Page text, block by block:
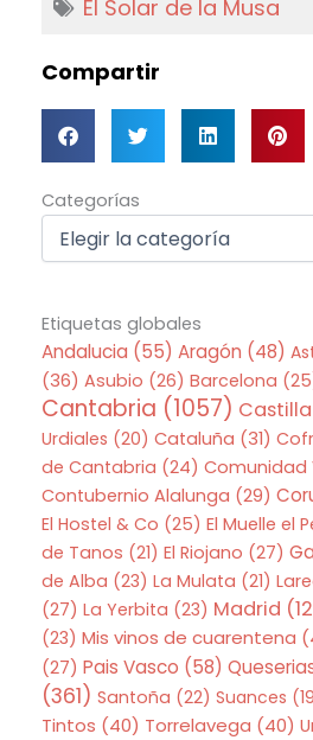
El Solar de la Musa
Compartir
Categorías
Categorías
Etiquetas globales
Andalucia (55) Aragón (48)
(36) Asubio (26) Barcelona
Cantabria (1057)
Urdiales (20) Cataluña (31)
de Cantabria (24) Comunidad
Contubernio Alalunga (29)
El Hostel & Co (25) El Muelle el
de Tanos (21) El Riojano (27)
de Alba (23) La Mulata (21)
(27) La Yerbita (23) Madrid
(23) Mis vinos de cuarentena
(27) Pais Vasco (58)
(361) Santoña (22) Suances
Tintos (40) Torrelavega (40)